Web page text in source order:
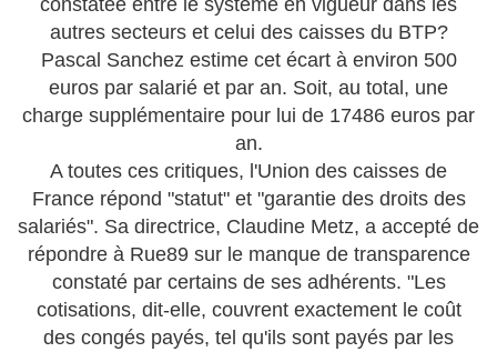
autres secteurs et celui des caisses du BTP?
Pascal Sanchez estime cet écart à environ 500
euros par salarié et par an. Soit, au total, une
charge supplémentaire pour lui de 17486 euros par
an.
A toutes ces critiques, l'Union des caisses de
France répond "statut" et "garantie des droits des
salariés". Sa directrice, Claudine Metz, a accepté de
répondre à Rue89 sur le manque de transparence
constaté par certains de ses adhérents. "Les
cotisations, dit-elle, couvrent exactement le coût
des congés payés, tel qu'ils sont payés par les